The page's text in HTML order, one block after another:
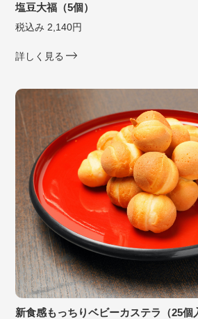
塩豆大福（5個）
税込み 2,140円
詳しく見る
新食感もっちりベビーカステラ（25個